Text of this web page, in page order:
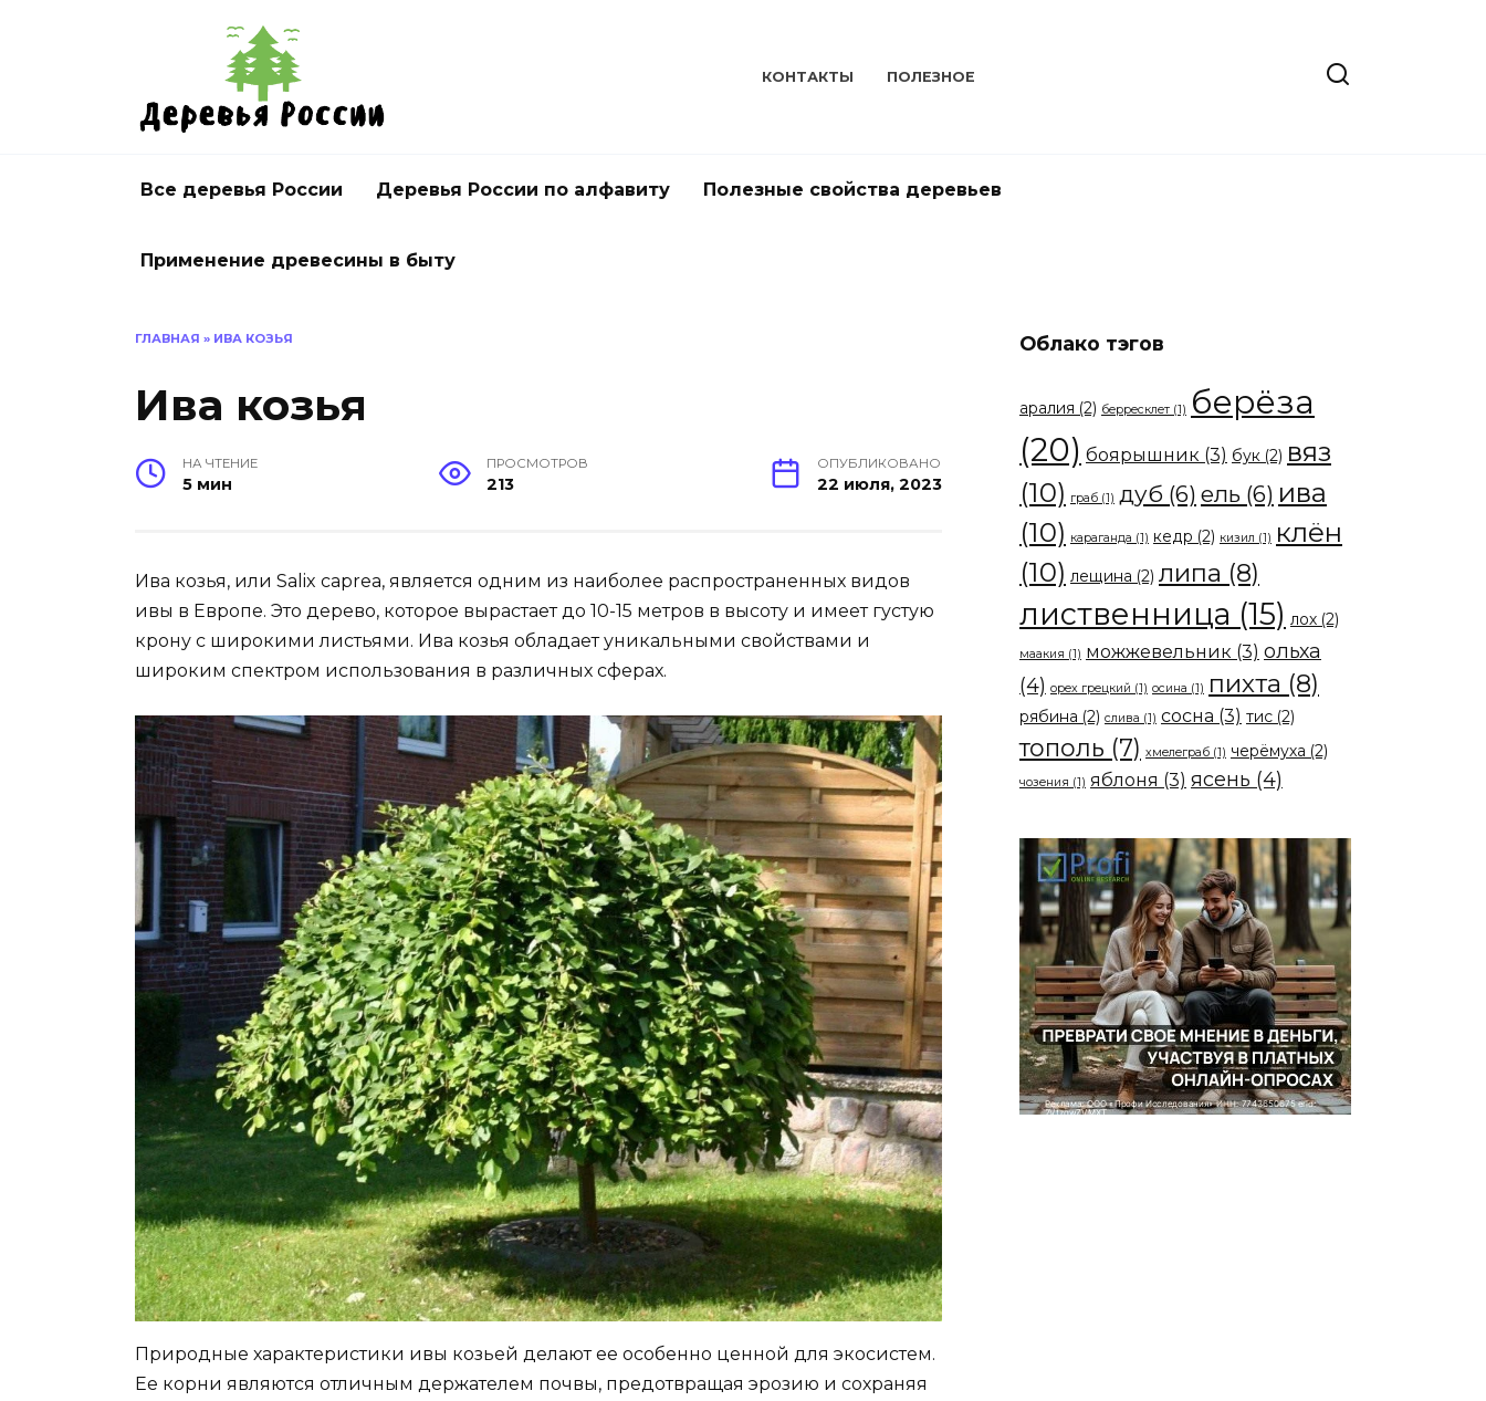
КОНТАКТЫ ПОЛЕЗНОЕ
Все деревья России Деревья России по алфавиту Полезные свойства деревьев
Применение древесины в быту
ГЛАВНАЯ » ИВА КОЗЬЯ
Ива козья
НА ЧТЕНИЕ
5 мин
ПРОСМОТРОВ
213
ОПУБЛИКОВАНО
22 июля, 2023
Ива козья, или Salix caprea, является одним из наиболее распространенных видов
ивы в Европе. Это дерево, которое вырастает до 10-15 метров в высоту и имеет густую
крону с широкими листьями. Ива козья обладает уникальными свойствами и
широким спектром использования в различных сферах.
Природные характеристики ивы козьей делают ее особенно ценной для экосистем.
Ее корни являются отличным держателем почвы, предотвращая эрозию и сохраняя
Облако тэгов
аралия (2) берресклет (1) берёза
(20) боярышник (3) бук (2) вяз
(10) граб (1) дуб (6) ель (6) ива
(10) караганда (1) кедр (2) кизил (1) клён
(10) лещина (2) липа (8)
лиственница (15) лох (2)
маакия (1) можжевельник (3) ольха
(4) орех грецкий (1) осина (1) пихта (8)
рябина (2) слива (1) сосна (3) тис (2)
тополь (7) хмелеграб (1) черёмуха (2)
чозения (1) яблоня (3) ясень (4)